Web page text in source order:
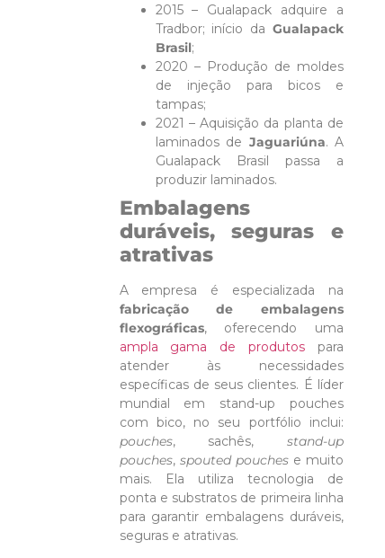
2015 – Gualapack adquire a
Tradbor; início daGualapack
Brasil;
2020 – Produção de moldes
de injeção para bicos e
tampas;
2021 – Aquisição da planta de
laminados de Jaguariúna. A
Gualapack Brasil passa a
produzir laminados.
Embalagens
duráveis, seguras e
atrativas
A empresa é especializada na
fabricação de embalagens
flexográficas, oferecendo uma
ampla gama de produtos para
atender às necessidades
específicas de seus clientes. É líder
mundial em stand-up pouches
com bico, no seu portfólio inclui:
pouches, sachês,stand-up
pouches, spouted pouchese muito
mais. Ela utiliza tecnologia de
ponta e substratos de primeira linha
para garantir embalagens duráveis,
seguras e atrativas.